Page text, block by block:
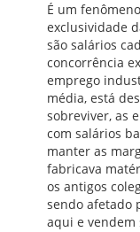
É um
exclusividade
são salários
concorrência
emprego
média, está
sobreviver, as
com salários
manter as
fabricava
os antigos
sendo afetado
aqui e